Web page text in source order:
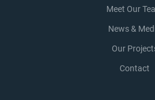
Meet Our
News &
Our
Contact